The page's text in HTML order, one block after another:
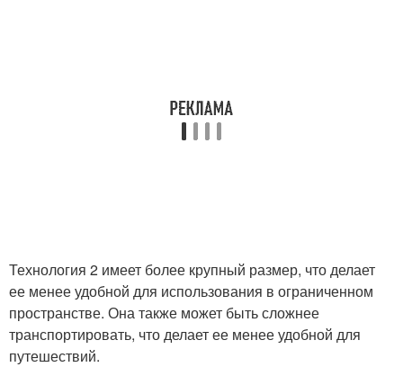
Технология 2 имеет более крупный размер, что делает
ее менее удобной для использования в ограниченном
пространстве. Она также может быть сложнее
транспортировать, что делает ее менее удобной для
путешествий.